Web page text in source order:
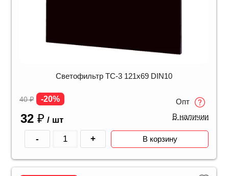
Светофильтр ТС-3 121х69 DIN10
40₽ -20%
32 ₽ / шт
Опт
В наличии
- + В корзину